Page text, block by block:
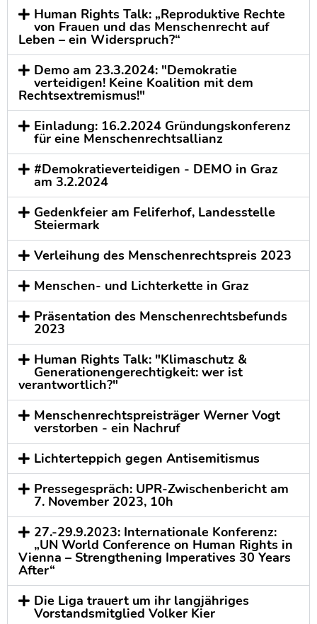
Human Rights Talk: „Reproduktive Rechte
von Frauen und das Menschenrecht auf
Leben – ein Widerspruch?“
Demo am 23.3.2024: "Demokratie
verteidigen! Keine Koalition mit dem
Rechtsextremismus!"
Einladung: 16.2.2024 Gründungskonferenz
für eine Menschenrechtsallianz
#Demokratieverteidigen - DEMO in Graz
am 3.2.2024
Gedenkfeier am Feliferhof, Landesstelle
Steiermark
Verleihung des Menschenrechtspreis 2023
Menschen- und Lichterkette in Graz
Präsentation des Menschenrechtsbefunds
2023
Human Rights Talk: "Klimaschutz &
Generationengerechtigkeit: wer ist
verantwortlich?"
Menschenrechtspreisträger Werner Vogt
verstorben - ein Nachruf
Lichterteppich gegen Antisemitismus
Pressegespräch: UPR-Zwischenbericht am
7. November 2023, 10h
27.-29.9.2023: Internationale Konferenz:
„UN World Conference on Human Rights in
Vienna – Strengthening Imperatives 30 Years
After“
Die Liga trauert um ihr langjähriges
Vorstandsmitglied Volker Kier